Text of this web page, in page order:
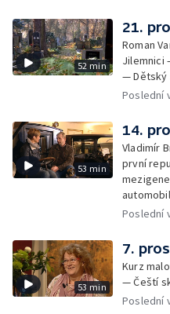
52 min
21.
Roman
Jilemnici
— Dětský
Poslední
53 min
14.
Vladimír
první
Václav
Poslední
53 min
7.
Kurz
— Čeští
Poslední